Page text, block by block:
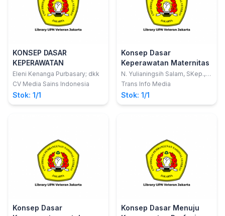
KONSEP DASAR
KEPERAWATAN
Eleni Kenanga Purbasary; dkk
CV Media Sains Indonesia
Stok: 1/1
Konsep Dasar
Keperawatan Maternitas
N. Yulianingsih Salam, SKep.,
Ns., MPH.
Trans Info Media
Stok: 1/1
Konsep Dasar
Konsep Dasar Menuju